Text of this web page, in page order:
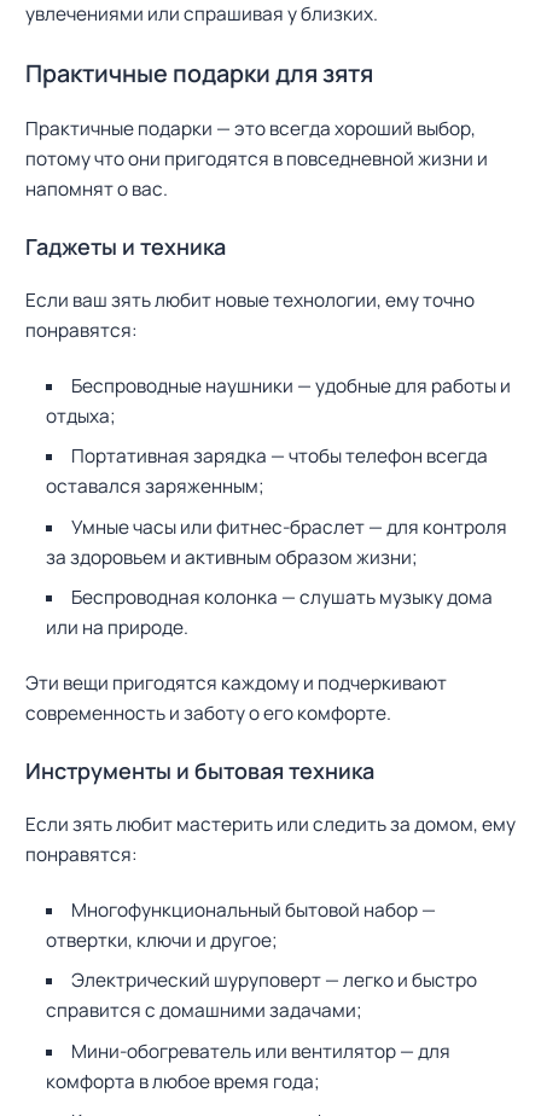
увлечениями или спрашивая у близких.
Практичные подарки для зятя
Практичные подарки — это всегда хороший выбор,
потому что они пригодятся в повседневной жизни и
напомнят о вас.
Гаджеты и техника
Если ваш зять любит новые технологии, ему точно
понравятся:
Беспроводные наушники — удобные для работы и
отдыха;
Портативная зарядка — чтобы телефон всегда
оставался заряженным;
Умные часы или фитнес-браслет — для контроля
за здоровьем и активным образом жизни;
Беспроводная колонка — слушать музыку дома
или на природе.
Эти вещи пригодятся каждому и подчеркивают
современность и заботу о его комфорте.
Инструменты и бытовая техника
Если зять любит мастерить или следить за домом, ему
понравятся:
Многофункциональный бытовой набор —
отвертки, ключи и другое;
Электрический шуруповерт — легко и быстро
справится с домашними задачами;
Мини-обогреватель или вентилятор — для
комфорта в любое время года;